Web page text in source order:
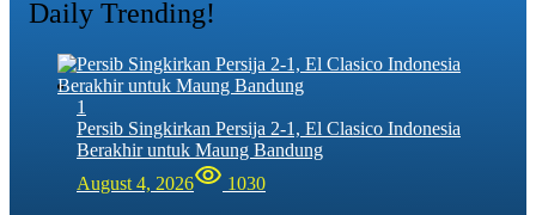
Daily Trending!
1
Persib Singkirkan Persija 2-1, El Clasico Indonesia
Berakhir untuk Maung Bandung
August 4, 2026
1030